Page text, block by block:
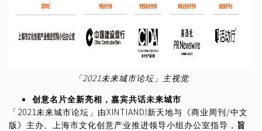
「2021未来城市论坛」主视觉
创意名片全新亮相，嘉宾共话未来城市
「2021未来城市论坛」由XINTIANDI新天地与《商业周刊/中文
版》主办、上海市文化创意产业推进领导小组办公室指导， 旨